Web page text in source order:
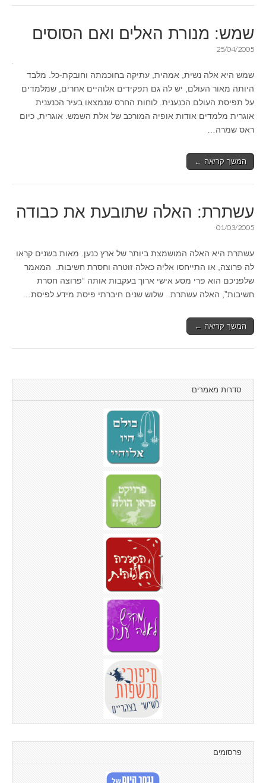
שמש: מנורת האלים ואם הסוסים
25/04/2005
שמש היא אלה נשית, אמהית, עתיקה בחוכמתה וחובקת-כל. מלבד
היותה מאור העולם, יש לה גם תפקידים אלוהיים אחרים, שמלמדים
על תפיסת העולם הכנענית. לוחות החרס שנמצאו בעיר הכנענית
אוגרית מלמדים אודות אופיה המורכב של אלת השמש. אוגרית, כיום
ראס שמרה…
המשך קריאה ←
עשתרת: האלה שתובעת את כבודה
01/03/2005
עשתרת היא האלה המושמצת ביותר של ארץ כנען. מאות בשנים קראו
לה פרוצה, או התייחסו אליה כאלה זוטרה וחסרת חשיבות. המאמר
שלפניכם הוא פרי מסע אישי ארוך בעקבות אותה “פרוצה חסרת
חשיבות”, האלה עשתרת. שלוש שנים חיברתי פיסת מידע לפיסת…
המשך קריאה ←
סדרות מאמרים
פרסומים